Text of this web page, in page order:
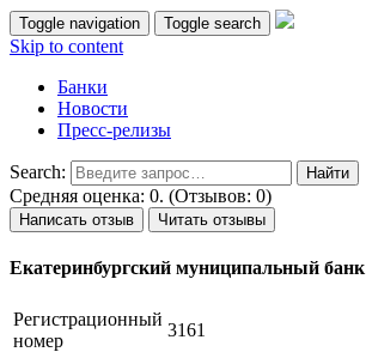
Toggle navigation Toggle search
Skip to content
Банки
Новости
Пресс-релизы
Search:
Средняя оценка: 0. (Отзывов: 0)
Написать отзыв Читать отзывы
Екатеринбургский муниципальный банк
Регистрационный
номер
3161